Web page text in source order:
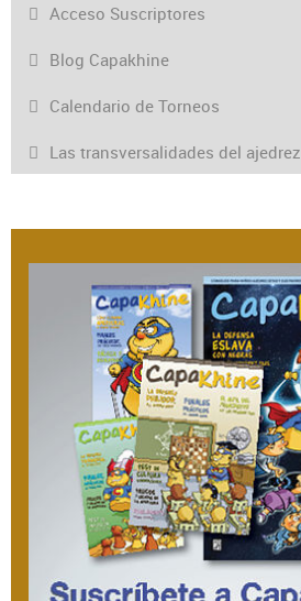
Acceso Suscriptores
Blog Capakhine
Calendario de Torneos
Las transversalidades del ajedrez